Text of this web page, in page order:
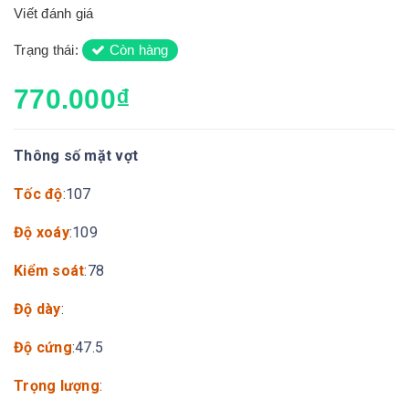
Viết đánh giá
Trạng thái: Còn hàng
770.000₫
Thông số mặt vợt
Tốc độ:107
Độ xoáy:109
Kiểm soát:78
Độ dày:
Độ cứng:47.5
Trọng lượng: